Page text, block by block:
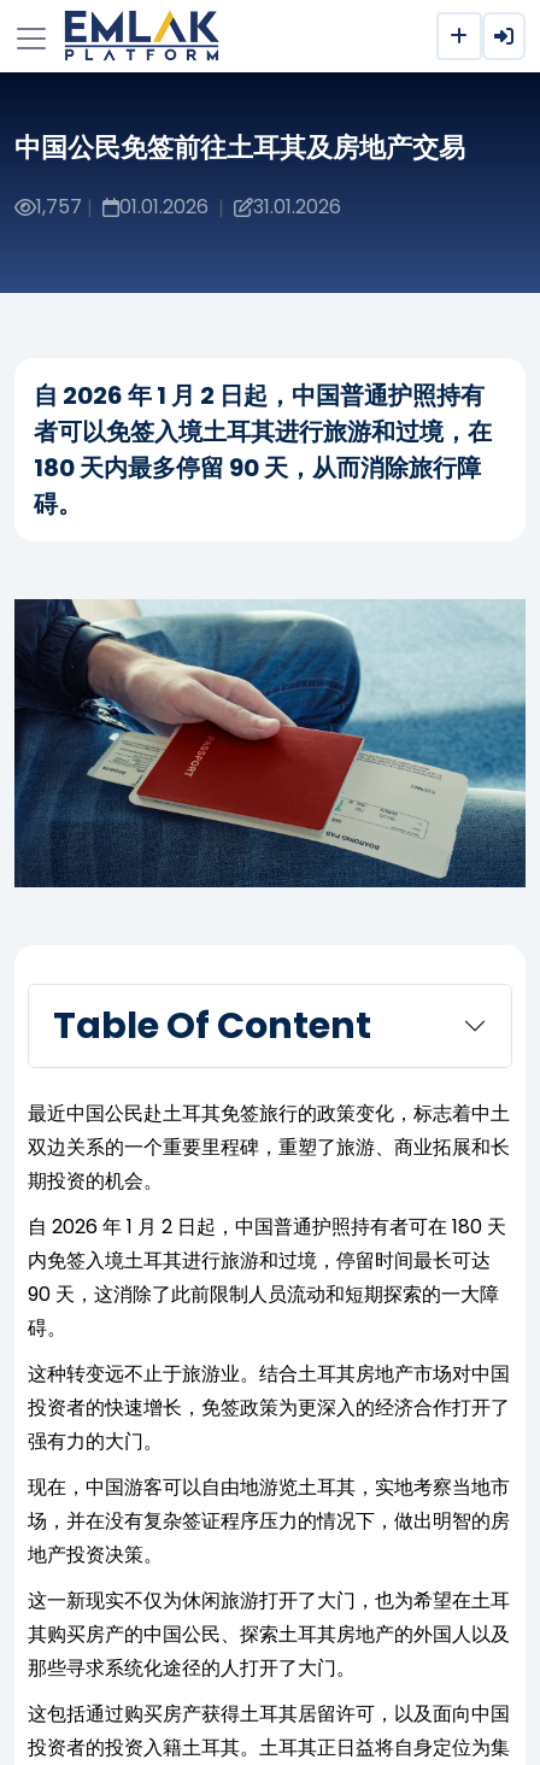
中国公民免签前往土耳其及房地产交易
1,757 | 01.01.2026 | 31.01.2026
自 2026 年 1 月 2 日起，中国普通护照持有
者可以免签入境土耳其进行旅游和过境，在
180 天内最多停留 90 天，从而消除旅行障
碍。
Table Of Content
最近中国公民赴土耳其免签旅行的政策变化，标志着中土
双边关系的一个重要里程碑，重塑了旅游、商业拓展和长
期投资的机会。
自 2026 年 1 月 2 日起，中国普通护照持有者可在 180 天
内免签入境土耳其进行旅游和过境，停留时间最长可达
90 天，这消除了此前限制人员流动和短期探索的一大障
碍。
这种转变远不止于旅游业。结合土耳其房地产市场对中国
投资者的快速增长，免签政策为更深入的经济合作打开了
强有力的大门。
现在，中国游客可以自由地游览土耳其，实地考察当地市
场，并在没有复杂签证程序压力的情况下，做出明智的房
地产投资决策。
这一新现实不仅为休闲旅游打开了大门，也为希望在土耳
其购买房产的中国公民、探索土耳其房地产的外国人以及
那些寻求系统化途径的人打开了大门。
这包括通过购买房产获得土耳其居留许可，以及面向中国
投资者的投资入籍土耳其。土耳其正日益将自身定位为集